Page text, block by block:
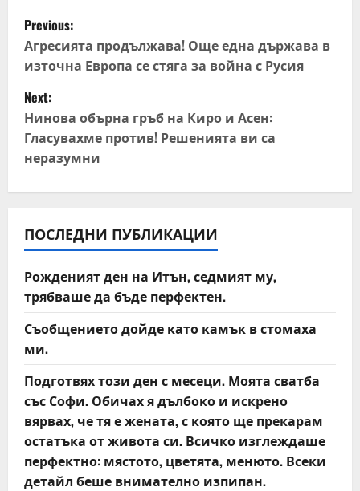
P
o
s
t
n
a
v
i
g
a
t
i
o
n
Previous:
Агресията продължава! Още една държава в
източна Европа се стяга за война с Русия
Next:
Нинова обърна гръб на Киро и Асен:
Гласувахме против! Решенията ви са
неразумни
ПОСЛЕДНИ ПУБЛИКАЦИИ
Рожденият ден на Итън, седмият му,
трябваше да бъде перфектен.
Съобщението дойде като камък в стомаха
ми.
Подготвях този ден с месеци. Моята сватба
със Софи. Обичах я дълбоко и искрено
вярвах, че тя е жената, с която ще прекарам
остатъка от живота си. Всичко изглеждаше
перфектно: мястото, цветята, менюто. Всеки
детайл беше внимателно изпипан.